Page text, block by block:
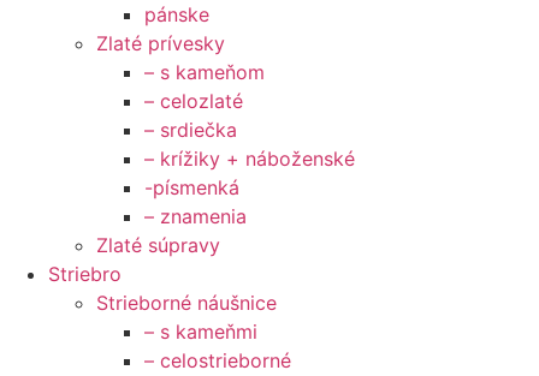
pánske
Zlaté prívesky
– s kameňom
– celozlaté
– srdiečka
– krížiky + náboženské
-písmenká
– znamenia
Zlaté súpravy
Striebro
Strieborné náušnice
– s kameňmi
– celostrieborné